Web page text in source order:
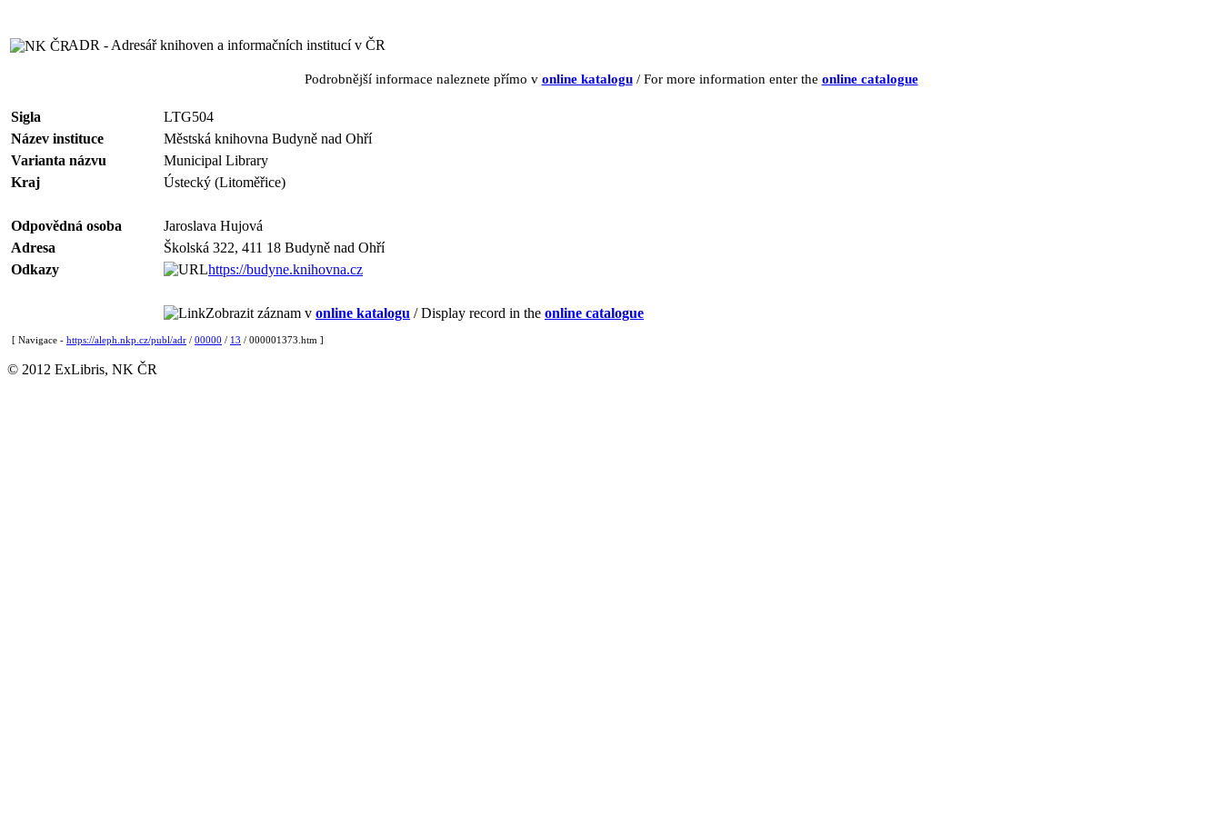
ADR - Adresář knihoven a informačních institucí v ČR
Podrobnější informace naleznete přímo v online katalogu/ For more information enter the online catalogue
Sigla
LTG504
Název instituce
Městská knihovna Budyně nad Ohří
Varianta názvu
Municipal Library
Kraj
Ústecký (Litoměřice)
Odpovědná osoba
Jaroslava Hujová
Adresa
Školská 322, 411 18 Budyně nad Ohří
Odkazy
https://budyne.knihovna.cz
Zobrazit záznam v online katalogu / Display record in the online catalogue
[ Navigace - https://aleph.nkp.cz/publ/adr / 00000 / 13 / 000001373.htm ]
© 2012 ExLibris, NK ČR